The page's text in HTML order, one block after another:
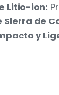
Litio-ion:
Sierra de
y